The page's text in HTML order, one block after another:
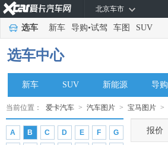
北京车市
选车 新车 导购•试驾 车图 SUV
选车中心
新车 SUV 新能源 导购
当前位置： 爱卡汽车 > 汽车图片 > 宝马图片 >
A B C D E F G
宝马8系四门
宝马8系敞篷(562)
宝马X1(进口)(停售)
(1376)
宝马X2(进口)(2486)
宝马X3（进口）(4792)
宝马X3插电式混合动力
(39)
宝马X4(7370)
宝马X5(进口)(停售)
(9168)
宝马X5新能源 (1499)
宝马X6 (8853)
宝马X6混合动力(停售)
报价